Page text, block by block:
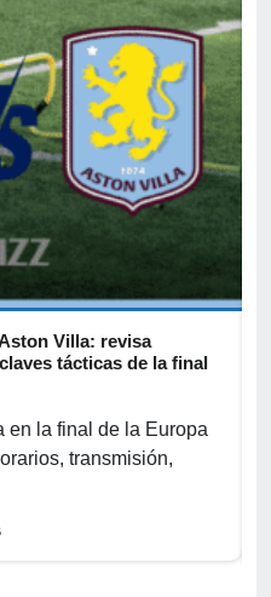
Villa: revisa
tácticas de la final
en la final de la Europa
transmisión,